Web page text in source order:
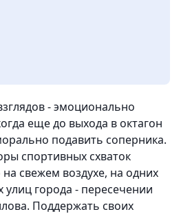
- эмоционально
еще до выхода в октагон
подавить соперника.
спортивных схваток
свежем воздухе, на одних
города - пересечении
Поддержать своих